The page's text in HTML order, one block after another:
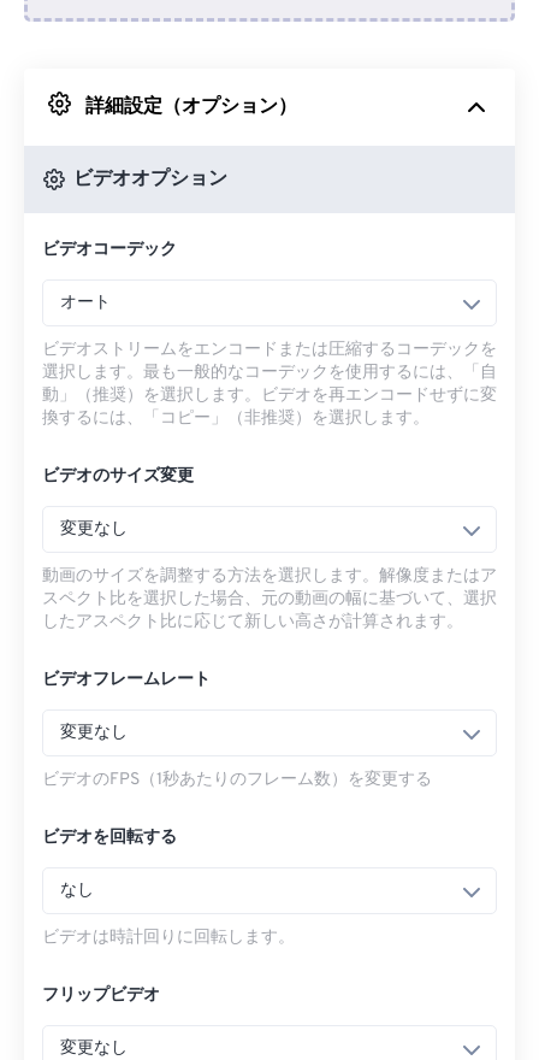
Googleドライブから
詳細設定（オプション）
ビデオオプション
ビデオコーデック
オート
ビデオストリームをエンコードまたは圧縮するコーデックを
選択します。最も一般的なコーデックを使用するには、「自
動」（推奨）を選択します。ビデオを再エンコードせずに変
換するには、「コピー」（非推奨）を選択します。
ビデオのサイズ変更
変更なし
動画のサイズを調整する方法を選択します。解像度またはア
スペクト比を選択した場合、元の動画の幅に基づいて、選択
したアスペクト比に応じて新しい高さが計算されます。
ビデオフレームレート
変更なし
ビデオのFPS（1秒あたりのフレーム数）を変更する
ビデオを回転する
なし
ビデオは時計回りに回転します。
フリップビデオ
変更なし